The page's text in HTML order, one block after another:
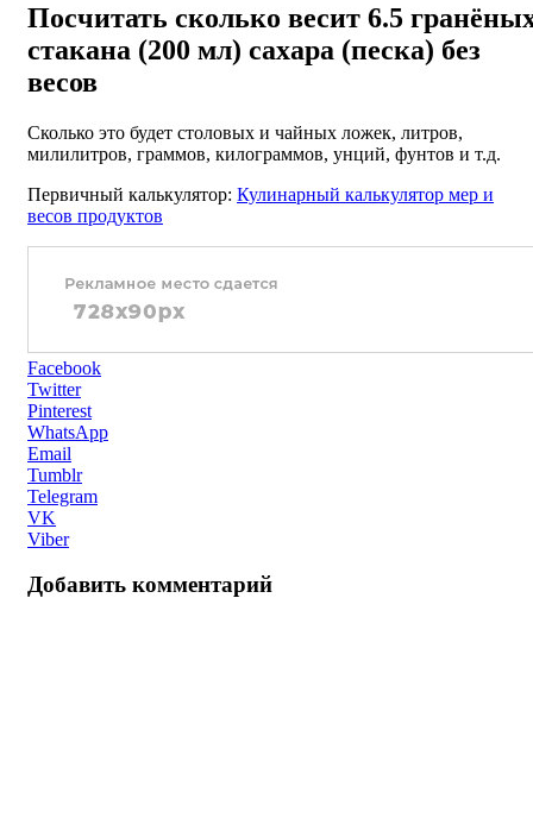
Посчитать сколько весит 6.5
стакана (200 мл) сахара (песка) без
весов
Сколько это будет столовых и чайных ложек, литров,
милилитров, граммов, килограммов, унций, фунтов и т.д.
Первичный калькулятор: Кулинарный калькулятор мер и
весов продуктов
Facebook
Twitter
Pinterest
WhatsApp
Email
Tumblr
Telegram
VK
Viber
Добавить комментарий